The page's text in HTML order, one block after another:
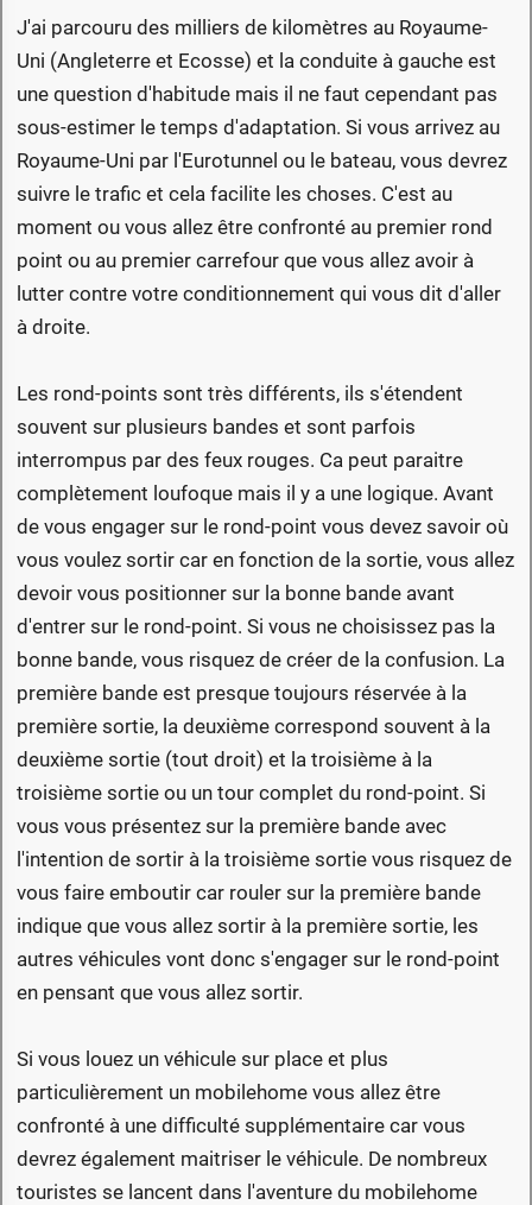
J'ai parcouru des milliers de kilomètres au Royaume-
Uni (Angleterre et Ecosse) et la conduite à gauche est
une question d'habitude mais il ne faut cependant pas
sous-estimer le temps d'adaptation. Si vous arrivez au
Royaume-Uni par l'Eurotunnel ou le bateau, vous devrez
suivre le trafic et cela facilite les choses. C'est au
moment ou vous allez être confronté au premier rond
point ou au premier carrefour que vous allez avoir à
lutter contre votre conditionnement qui vous dit d'aller
à droite.
Les rond-points sont très différents, ils s'étendent
souvent sur plusieurs bandes et sont parfois
interrompus par des feux rouges. Ca peut paraitre
complètement loufoque mais il y a une logique. Avant
de vous engager sur le rond-point vous devez savoir où
vous voulez sortir car en fonction de la sortie, vous allez
devoir vous positionner sur la bonne bande avant
d'entrer sur le rond-point. Si vous ne choisissez pas la
bonne bande, vous risquez de créer de la confusion. La
première bande est presque toujours réservée à la
première sortie, la deuxième correspond souvent à la
deuxième sortie (tout droit) et la troisième à la
troisième sortie ou un tour complet du rond-point. Si
vous vous présentez sur la première bande avec
l'intention de sortir à la troisième sortie vous risquez de
vous faire emboutir car rouler sur la première bande
indique que vous allez sortir à la première sortie, les
autres véhicules vont donc s'engager sur le rond-point
en pensant que vous allez sortir.
Si vous louez un véhicule sur place et plus
particulièrement un mobilehome vous allez être
confronté à une difficulté supplémentaire car vous
devrez également maitriser le véhicule. De nombreux
touristes se lancent dans l'aventure du mobilehome